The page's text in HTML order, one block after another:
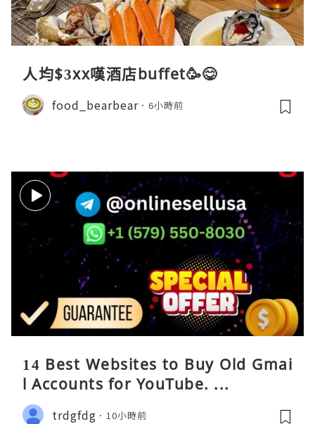
人均$3xx嘆酒店buffet🥳😋
food_bearbear 6小時前
14 Best Websites to Buy Old Gmai
l Accounts for YouTube. ...
trdgfdg 10小時前